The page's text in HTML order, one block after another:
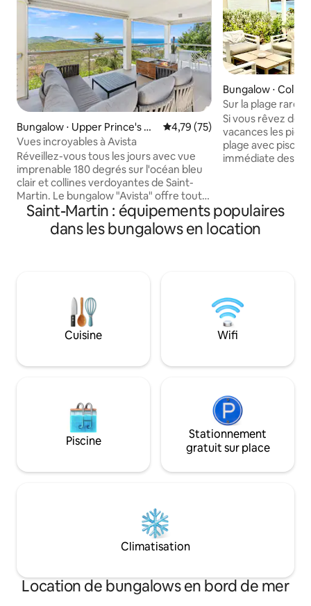
Bungalow ⋅ Upper Prince's Q
uarter
Évaluation moyenne sur la
4,79 (75)
Vues incroyables à Avista
Réveillez-vous tous les jours avec vue
imprenable 180 degrés sur l'océan bleu
clair et collines verdoyantes de Saint-
Martin. Le bungalow "Avista" offre tout
ce dont vous avez besoin pour un séjour
tranquille ou actif. Le point de départ
idéal pour la célèbre plage d'Orient Bay
néerlandaises. Tous à quelques minutes
de cet emplacement unique. Bienvenue
Bungalow ⋅
Sur la plage rare villa 2
plage
Si vous rêvez de
vacances les
plage avec
immédiate des
pour votre
neuve 180 wifi 2
linge sèche linge,
Saint-Martin : équipements populaires
dans les bungalows en location
Cuisine Wifi
Piscine
Stationnement
gratuit sur place
Climatisation
Location de bungalows en bord de mer